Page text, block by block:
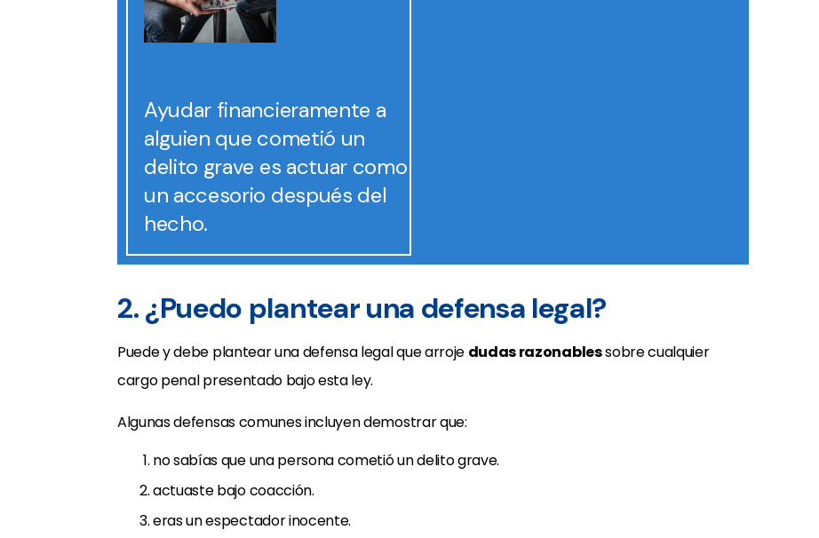
Ayudar financieramente a
alguien que cometió un
delito grave es actuar como
un accesorio después del
hecho.
2. ¿Puedo plantear una defensa legal?
Puede y debe plantear una defensa legal que arroje dudas razonablessobre cualquier
cargo penal presentado bajo esta ley.
Algunas defensas comunes incluyen demostrar que:
no sabías que una persona cometió un delito grave.
actuaste bajo coacción.
eras un espectador inocente.